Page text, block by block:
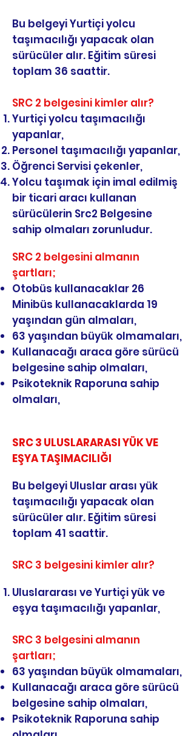
Bu belgeyi Yurtiçi yolcu
taşımacılığı yapacak olan
sürücüler alır. Eğitim süresi
toplam 36 saattir.
SRC 2 belgesini kimler alır?
Yurtiçi yolcu taşımacılığı
yapanlar,
Personel taşımacılığı yapanlar,
Öğrenci Servisi çekenler,
Yolcu taşımak için imal edilmiş
bir ticari aracı kullanan
sürücülerin Src2 Belgesine
sahip olmaları zorunludur.
SRC 2 belgesini almanın
şartları;
Otobüs kullanacaklar 26
Minibüs kullanacaklarda 19
yaşından gün almaları,
63 yaşından büyük olmamaları,
Kullanacağı araca göre sürücü
belgesine sahip olmaları,
Psikoteknik Raporuna sahip
olmaları,
SRC 3 ULUSLARARASI YÜK VE
EŞYA TAŞIMACILIĞI
Bu belgeyi Uluslar arası yük
taşımacılığı yapacak olan
sürücüler alır. Eğitim süresi
toplam 41 saattir.
SRC 3 belgesini kimler alır?
Uluslararası ve Yurtiçi yük ve
eşya taşımacılığı yapanlar,
SRC 3 belgesini almanın
şartları;
63 yaşından büyük olmamaları,
Kullanacağı araca göre sürücü
belgesine sahip olmaları,
Psikoteknik Raporuna sahip